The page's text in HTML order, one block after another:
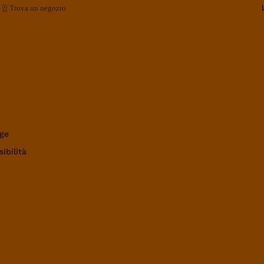
Trova un negozio